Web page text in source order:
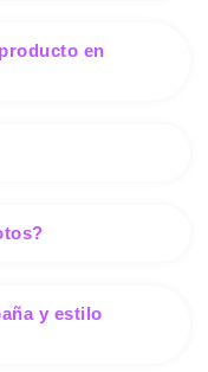
en
y estilo